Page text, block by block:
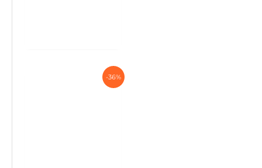
-36%